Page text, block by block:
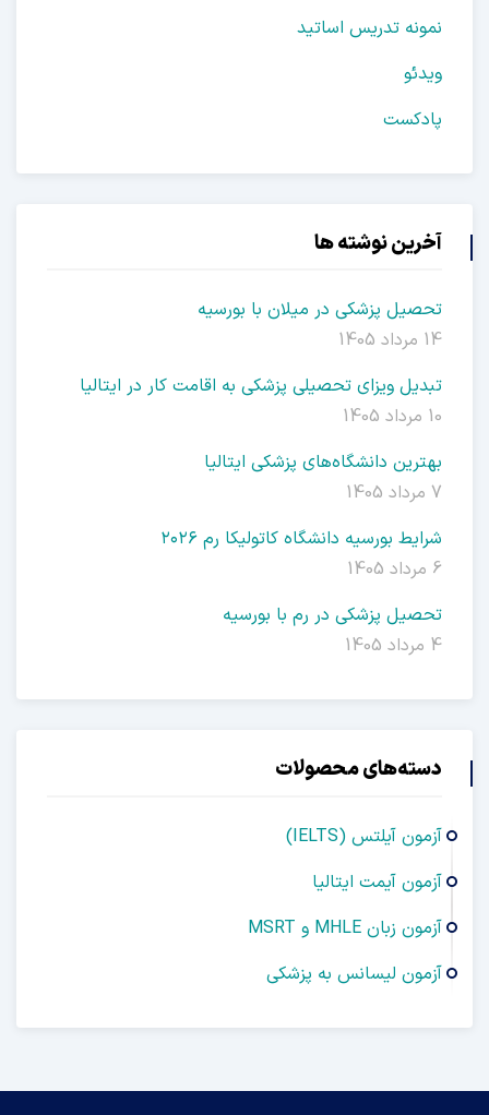
نمونه تدریس اساتید
ویدئو
پادکست
آخرین نوشته ها
تحصیل پزشکی در میلان با بورسیه
تبدیل ویزای تحصیلی پزشکی به اقامت کار در ایتالیا
بهترین دانشگاه‌های پزشکی ایتالیا
شرایط بورسیه دانشگاه کاتولیکا رم ۲۰۲۶
تحصیل پزشکی در رم با بورسیه
دسته‌های محصولات
آزمون آیلتس (IELTS)
آزمون آیمت ایتالیا
آزمون زبان MHLE و MSRT
آزمون لیسانس به پزشکی